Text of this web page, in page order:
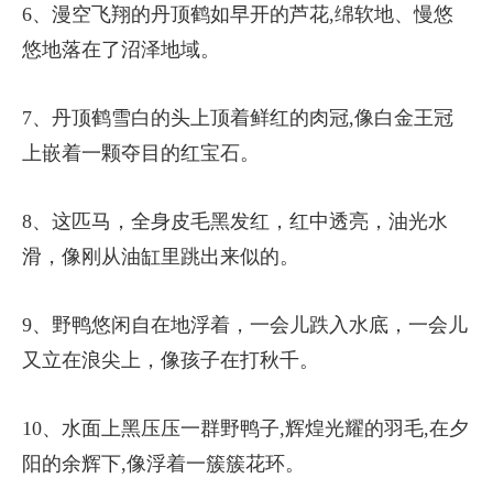
6、漫空飞翔的丹顶鹤如早开的芦花,绵软地、慢悠
悠地落在了沼泽地域。
7、丹顶鹤雪白的头上顶着鲜红的肉冠,像白金王冠
上嵌着一颗夺目的红宝石。
8、这匹马，全身皮毛黑发红，红中透亮，油光水
滑，像刚从油缸里跳出来似的。
9、野鸭悠闲自在地浮着，一会儿跌入水底，一会儿
又立在浪尖上，像孩子在打秋千。
10、水面上黑压压一群野鸭子,辉煌光耀的羽毛,在夕
阳的余辉下,像浮着一簇簇花环。